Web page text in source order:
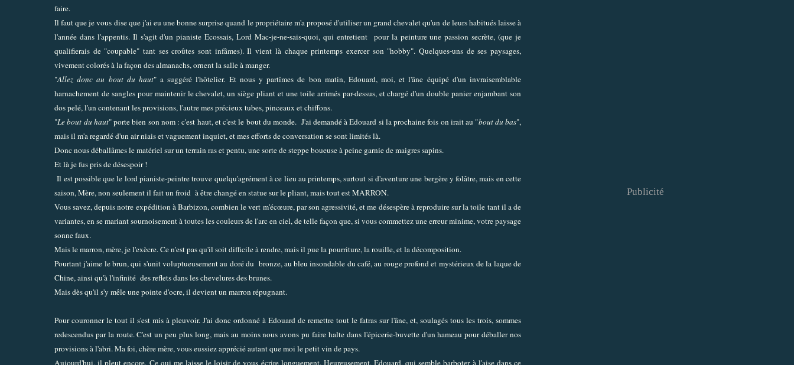
faire.
Il faut que je vous dise que j'ai eu une bonne surprise quand le propriétaire m'a proposé d'utiliser un grand chevalet qu'un de leurs habitués laisse à
l'année dans l'appentis. Il s'agit d'un pianiste Ecossais, Lord Mac-je-ne-sais-quoi, qui entretient pour la peinture une passion secrète, (que je
qualifierais de "coupable" tant ses croûtes sont infâmes). Il vient là chaque printemps exercer son "hobby". Quelques-uns de ses paysages,
vivement colorés à la façon des almanachs, ornent la salle à manger.
"Allez donc au bout du haut" a suggéré l'hôtelier. Et nous y partîmes de bon matin, Edouard, moi, et l'âne équipé d'un invraisemblable
harnachement de sangles pour maintenir le chevalet, un siège pliant et une toile arrimés par-dessus, et chargé d'un double panier enjambant son
dos pelé, l'un contenant les provisions, l'autre mes précieux tubes, pinceaux et chiffons.
"Le bout du haut" porte bien son nom : c'est haut, et c'est le bout du monde. J'ai demandé à Edouard si la prochaine fois on irait au "bout du bas",
mais il m'a regardé d'un air niais et vaguement inquiet, et mes efforts de conversation se sont limités là.
Donc nous déballâmes le matériel sur un terrain ras et pentu, une sorte de steppe boueuse à peine garnie de maigres sapins.
Et là je fus pris de désespoir !
Il est possible que le lord pianiste-peintre trouve quelqu'agrément à ce lieu au printemps, surtout si d'aventure une bergère y folâtre, mais en cette
saison, Mère, non seulement il fait un froid à être changé en statue sur le pliant, mais tout est MARRON.
Vous savez, depuis notre expédition à Barbizon, combien le vert m'écœure, par son agressivité, et me désespère à reproduire sur la toile tant il a de
variantes, en se mariant sournoisement à toutes les couleurs de l'arc en ciel, de telle façon que, si vous commettez une erreur minime, votre paysage
sonne faux.
Mais le marron, mère, je l'exècre. Ce n'est pas qu'il soit difficile à rendre, mais il pue la pourriture, la rouille, et la décomposition.
Pourtant j'aime le brun, qui s'unit voluptueusement au doré du bronze, au bleu insondable du café, au rouge profond et mystérieux de la laque de
Chine, ainsi qu'à l'infinité des reflets dans les chevelures des brunes.
Mais dès qu'il s'y mêle une pointe d'ocre, il devient un marron répugnant.
Pour couronner le tout il s'est mis à pleuvoir. J'ai donc ordonné à Edouard de remettre tout le fatras sur l'âne, et, soulagés tous les trois, sommes
redescendus par la route. C'est un peu plus long, mais au moins nous avons pu faire halte dans l'épicerie-buvette d'un hameau pour déballer nos
provisions à l'abri. Ma foi, chère mère, vous eussiez apprécié autant que moi le petit vin de pays.
Aujourd'hui, il pleut encore. Ce qui me laisse le loisir de vous écrire longuement. Heureusement, Edouard, qui semble barboter à l'aise dans ce
Publicité